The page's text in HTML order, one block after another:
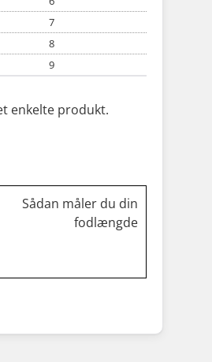
7
8
9
enkelte produkt.